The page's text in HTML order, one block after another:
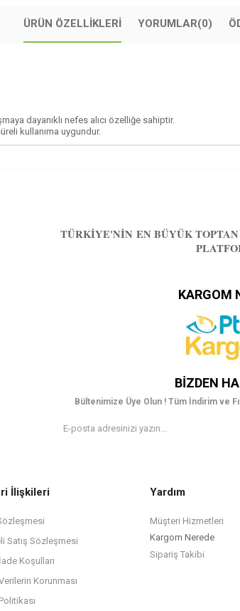
ÜRÜN ÖZELLIKLERI YORUMLAR(0)
dayanıklı nefes alıcı özelliğe sahiptir.
kullanıma uygundur.
TÜRKIYE'NIN EN BÜYÜK
KARGOM
BIZDEN
Bültenimize Üye Olun ! Tüm İndirim ve
İlişkileri
Satış Sözleşmesi
Koşulları
Korunması
Yardım
Müşteri Hizmetleri
Kargom Nerede
Sipariş Takibi